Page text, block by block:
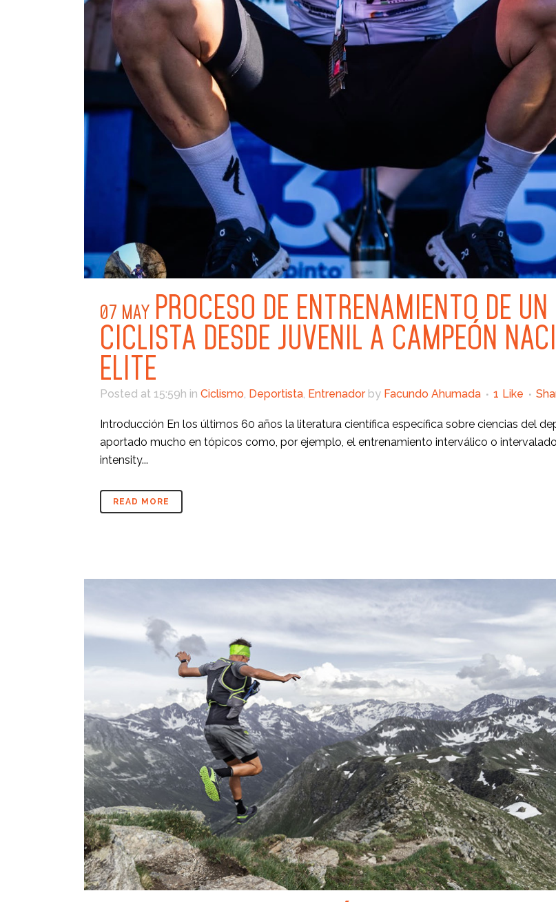
07 MAY PROCESO DE ENTRENAMIENTO DE UN
CICLISTA DESDE JUVENIL A CAMPEÓN
ELITE
Posted at 15:59h in Ciclismo Deportista Entrenador by Facundo Ahumada 1 Like
Introducción En los últimos 60 años la literatura científica específica sobre ciencias del
aportado mucho en tópicos como, por ejemplo, el entrenamiento interválico o
intensity...
READ MORE